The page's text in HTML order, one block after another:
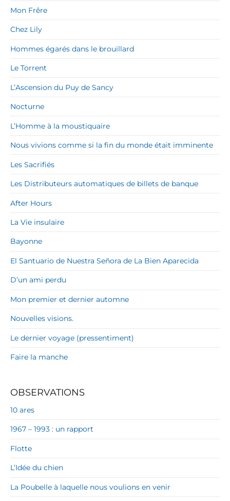
Mon Frêre
Chez Lily
Hommes égarés dans le brouillard
Le Torrent
L’Ascension du Puy de Sancy
Nocturne
L’Homme à la moustiquaire
Nous vivions comme si la fin du monde était imminente
Les Sacrifiés
Les Distributeurs automatiques de billets de banque
After Hours
La Vie insulaire
Bayonne
El Santuario de Nuestra Señora de La Bien Aparecida
D’un ami perdu
Mon premier et dernier automne
Nouvelles visions.
Le dernier voyage (pressentiment)
Faire la manche
OBSERVATIONS
10 ares
1967 – 1993 : un rapport
Flotte
L’Idée du chien
La Poubelle à laquelle nous voulions en venir